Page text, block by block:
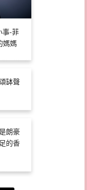
事-菲
媽媽
缽聲
朗豪
的香